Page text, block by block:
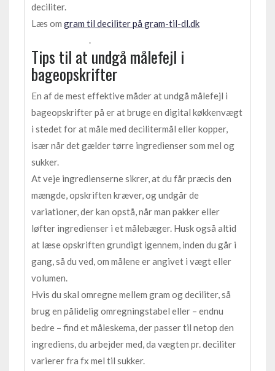
deciliter.
Læs om gram til deciliter på gram-til-dl.dk
.
Tips til at undgå målefejl i
bageopskrifter
En af de mest effektive måder at undgå målefejl i
bageopskrifter på er at bruge en digital køkkenvægt
i stedet for at måle med decilitermål eller kopper,
især når det gælder tørre ingredienser som mel og
sukker.
At veje ingredienserne sikrer, at du får præcis den
mængde, opskriften kræver, og undgår de
variationer, der kan opstå, når man pakker eller
løfter ingredienser i et målebæger. Husk også altid
at læse opskriften grundigt igennem, inden du går i
gang, så du ved, om målene er angivet i vægt eller
volumen.
Hvis du skal omregne mellem gram og deciliter, så
brug en pålidelig omregningstabel eller – endnu
bedre – find et måleskema, der passer til netop den
ingrediens, du arbejder med, da vægten pr. deciliter
varierer fra fx mel til sukker.